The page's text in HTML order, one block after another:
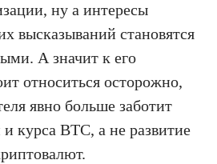
ну а интересы
высказываний становятся
А значит к его
относиться осторожно,
явно больше заботит
курса BTC, а не развитие